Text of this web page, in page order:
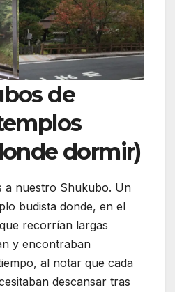
de
dormir)
a nuestro Shukubo. Un
budista donde, en el
recorrían largas
y encontraban
al notar que cada
descansar tras